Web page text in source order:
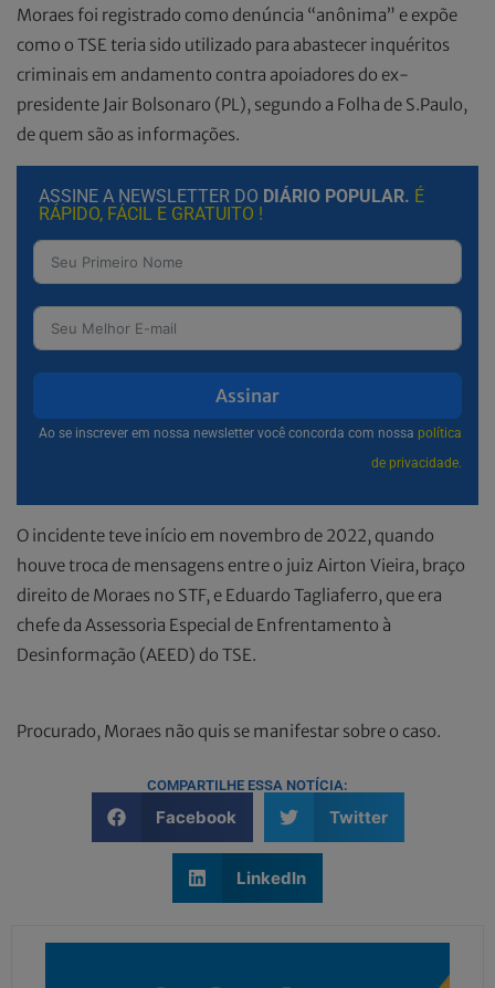
Moraes foi registrado como denúncia “anônima” e expõe
como o TSE teria sido utilizado para abastecer inquéritos
criminais em andamento contra apoiadores do ex-
presidente Jair Bolsonaro (PL), segundo a Folha de S.Paulo,
de quem são as informações.
ASSINE A NEWSLETTER DO DIÁRIO POPULAR. É
RÁPIDO, FÁCIL E GRATUITO !
Assinar
Ao se inscrever em nossa newsletter você concorda com nossa política
de privacidade.
O incidente teve início em novembro de 2022, quando
houve troca de mensagens entre o juiz Airton Vieira, braço
direito de Moraes no STF, e Eduardo Tagliaferro, que era
chefe da Assessoria Especial de Enfrentamento à
Desinformação (AEED) do TSE.
Procurado, Moraes não quis se manifestar sobre o caso.
COMPARTILHE ESSA NOTÍCIA:
Facebook Twitter
LinkedIn